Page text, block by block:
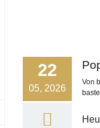
22
05, 2026
Von